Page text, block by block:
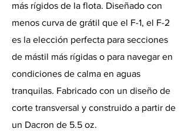
más rígidos de la flota. Diseñado con
menos curva de grátil que el F-1, el F-2
es la elección perfecta para secciones
de mástil más rígidas o para navegar en
condiciones de calma en aguas
tranquilas. Fabricado con un diseño de
corte transversal y construido a partir de
un Dacron de 5.5 oz.